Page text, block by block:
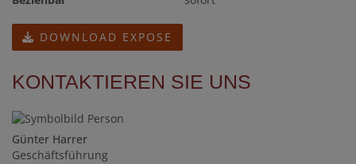
DOWNLOAD EXPOSE
KONTAKTIEREN SIE UNS
Günter Harrer
Geschäftsführung